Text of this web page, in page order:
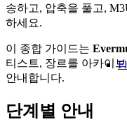
송하고, 압축을 풀고,
하세요.
이 종합 가이드는
티스트, 장르를 아카이
안내합니다.
단계별 안내